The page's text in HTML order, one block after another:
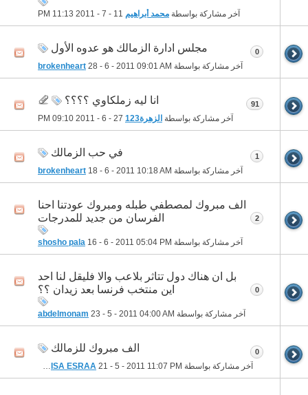
آخر مشاركة بواسطة محمد أبراهيم 11:13 PM
مجلس ادارة الزمالك هو عدوه الأول
آخر مشاركة بواسطة brokenheart 28 - 6 - 2011 09:01 AM
0
انا ليه زملكاوي ؟؟؟؟
آخر مشاركة بواسطة الزهرة123 09:10 PM
91
في حب الزمالك
آخر مشاركة بواسطة brokenheart 18 - 6 - 2011 10:18 AM
1
الف مبروك لمصطفي طبله ومبروك عودتنا احنا
الفرسان من جديد للمدرجات
آخر مشاركة بواسطة shosho pala 16 - 6 - 2011 05:04 PM
2
بل ان هناك دول تتاثر بلاعب والا فليقل لنا احد
اين منتخب فرنسا بعد زيدان ؟؟
آخر مشاركة بواسطة abdelmonam 23 - 5 - 2011 04:00 AM
0
الف مبروك للزمالك
آخر مشاركة بواسطة ELBRNSISA ESRAA 21 - 5 - 2011 11:07 PM
0